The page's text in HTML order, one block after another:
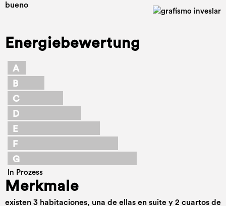
bueno
Energiebewertung
A
B
C
D
E
F
G
In Prozess
Merkmale
existen 3 habitaciones, una de ellas en suite y 2 cuartos de